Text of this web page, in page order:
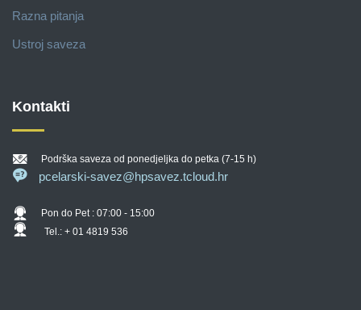
Razna pitanja
Ustroj saveza
Kontakti
Podrška saveza od ponedjeljka do petka (7-15 h)
pcelarski-savez@hpsavez.tcloud.hr
Pon do Pet : 07:00 - 15:00
Tel.: + 01 4819 536